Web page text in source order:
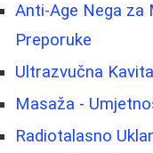
Anti-Age Nega za
Preporuke
Ultrazvučna
Masaža -
Radiotalasno